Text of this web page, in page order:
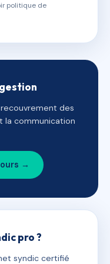
politique de
des
la communication
→
pro ?
syndic certifié